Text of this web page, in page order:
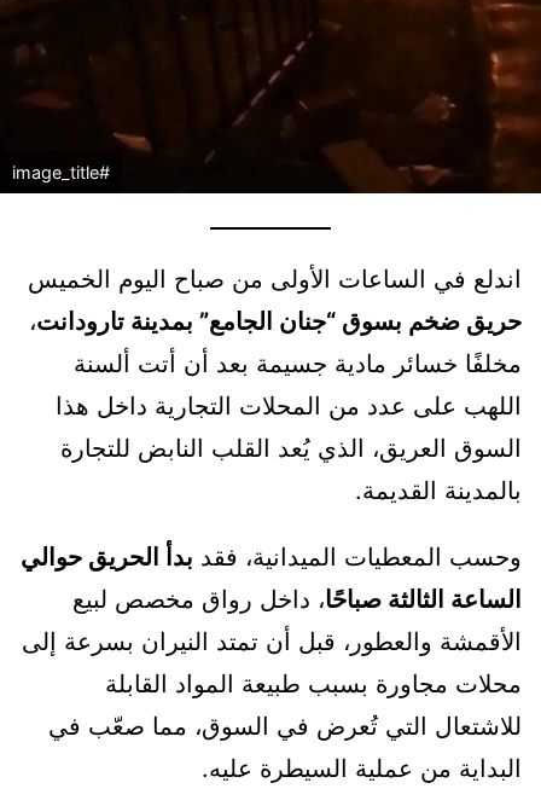
#image_title
اندلع في الساعات الأولى من صباح اليوم الخميس
حريق ضخم بسوق “جنان الجامع” بمدينة تارودانت،
مخلفًا خسائر مادية جسيمة بعد أن أتت ألسنة
اللهب على عدد من المحلات التجارية داخل هذا
السوق العريق، الذي يُعد القلب النابض للتجارة
بالمدينة القديمة.
وحسب المعطيات الميدانية، فقد بدأ الحريق حوالي
الساعة الثالثة صباحًا، داخل رواق مخصص لبيع
الأقمشة والعطور، قبل أن تمتد النيران بسرعة إلى
محلات مجاورة بسبب طبيعة المواد القابلة
للاشتعال التي تُعرض في السوق، مما صعّب في
البداية من عملية السيطرة عليه.